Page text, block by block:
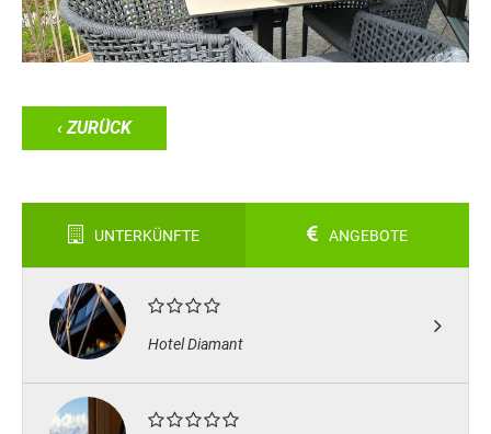
‹ ZURÜCK
UNTERKÜNFTE ANGEBOTE
Hotel Diamant